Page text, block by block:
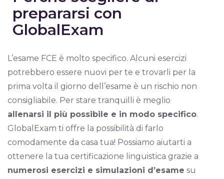
prepararsi con
GlobalExam
L’esame FCE è molto specifico. Alcuni esercizi
potrebbero essere nuovi per te e trovarli per la
prima volta il giorno dell’esame è un rischio non
consigliabile. Per stare tranquilli è meglio
allenarsi il più possibile e in modo specifico.
GlobalExam ti offre la possibilità di farlo
comodamente da casa tua! Possiamo aiutarti a
ottenere la tua certificazione linguistica grazie a
numerosi esercizi e simulazioni d’esame su